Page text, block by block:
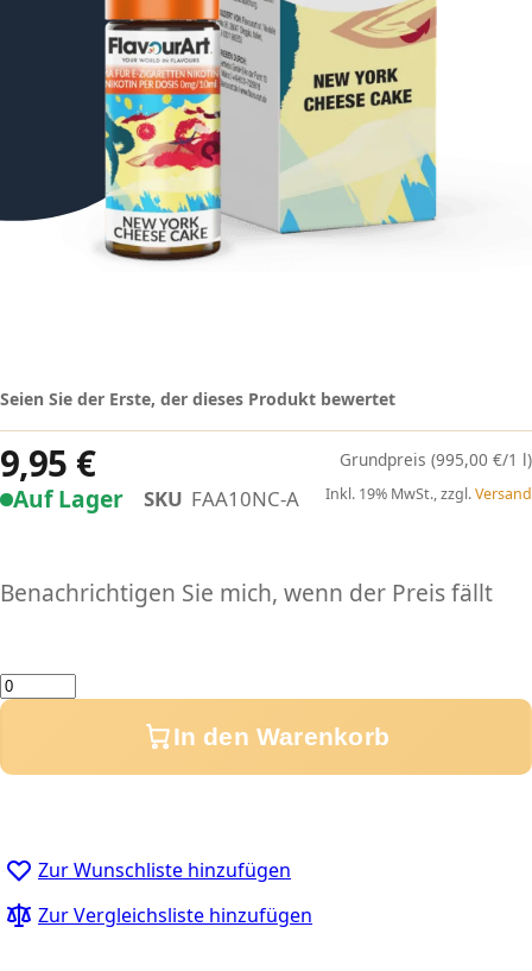
Auf Lager SKU FAA10NC-A
Seien Sie der Erste, der dieses Produkt bewertet
9,95 € (995,00 €/1 l)
Inkl. 19% MwSt., zzgl.Versand
Benachrichtigen Sie mich, wenn der Preis fällt
Menge
In den Warenkorb
Zur Wunschliste hinzufügen
Zur Vergleichsliste hinzufügen